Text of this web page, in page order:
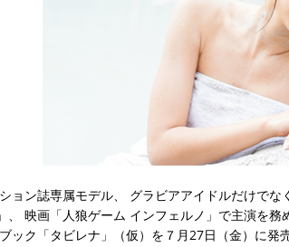
ョン誌専属モデル、 グラビアアイドルだけで
、 映画「人狼ゲーム インフェルノ」で主演を
ック「タビレナ」（仮）を７月27日（金）に発売